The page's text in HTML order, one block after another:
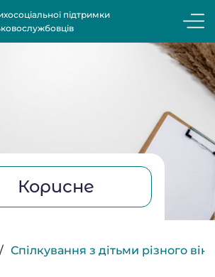
підтримки
Корисне
Спілкування з дітьми різного